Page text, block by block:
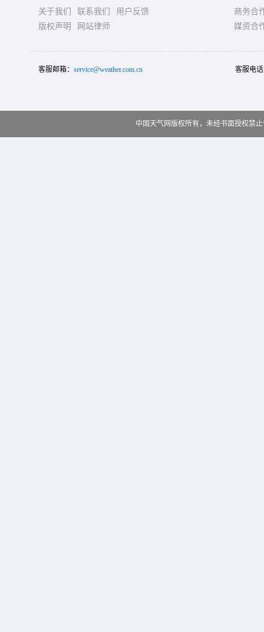
关于我们 联系我们
用户反馈
版权声明
网站律师
商务合
媒资合
客服邮箱： service@weather.com.cn 客服电
中国天气网版权所有，未经书面授权